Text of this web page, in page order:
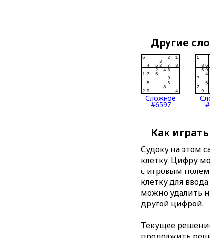
Другие
Сложное
#6597
Как
Судоку на этом
клетку. Цифру
с игровым
клетку для
можно удалить
другой цифрой.
Текущее